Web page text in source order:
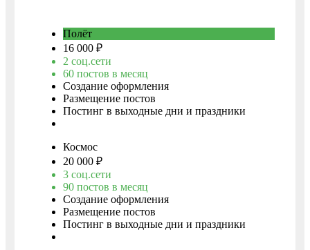
Полёт
16 000 ₽
2 соц.сети
60 постов в месяц
Создание оформления
Размещение постов
Постинг в выходные дни и праздники
Космос
20 000 ₽
3 соц.сети
90 постов в месяц
Создание оформления
Размещение постов
Постинг в выходные дни и праздники